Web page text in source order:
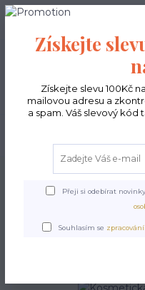
Doplňky Kosmetické
Získejte
Získejte slevu 100Kč
mailovou adresu a
a spam. Váš slevový kód
Přeji si odebírat
Souhlasím se